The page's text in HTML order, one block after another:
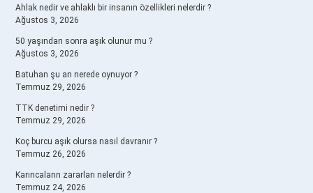
Ahlak nedir ve ahlaklı bir insanın özellikleri nelerdir ?
Ağustos 3, 2026
50 yaşından sonra aşık olunur mu ?
Ağustos 3, 2026
Batuhan şu an nerede oynuyor ?
Temmuz 29, 2026
TTK denetimi nedir ?
Temmuz 29, 2026
Koç burcu aşık olursa nasıl davranır ?
Temmuz 26, 2026
Karıncaların zararları nelerdir ?
Temmuz 24, 2026